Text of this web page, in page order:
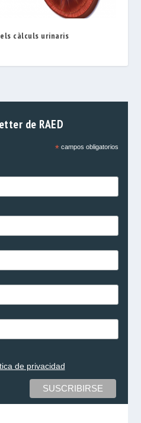
càlculs urinaris
de RAED
*campos obligatorios
de privacidad